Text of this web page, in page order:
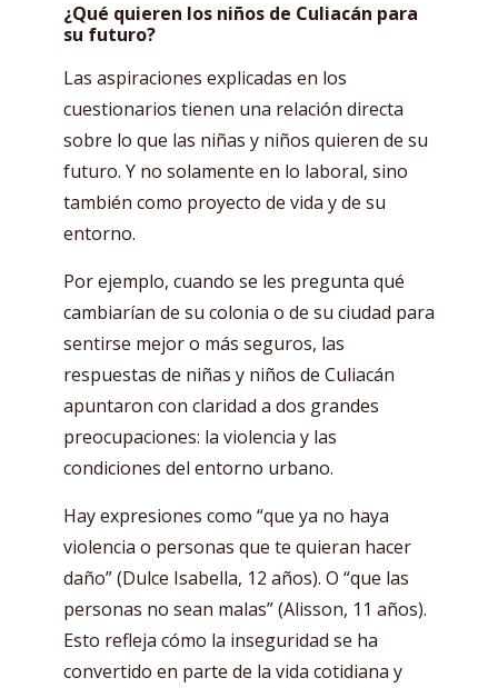
¿Qué quieren los niños de Culiacán para
su futuro?
Las aspiraciones explicadas en los
cuestionarios tienen una relación directa
sobre lo que las niñas y niños quieren de su
futuro. Y no solamente en lo laboral, sino
también como proyecto de vida y de su
entorno.
Por ejemplo, cuando se les pregunta qué
cambiarían de su colonia o de su ciudad para
sentirse mejor o más seguros, las
respuestas de niñas y niños de Culiacán
apuntaron con claridad a dos grandes
preocupaciones: la violencia y las
condiciones del entorno urbano.
Hay expresiones como “que ya no haya
violencia o personas que te quieran hacer
daño” (Dulce Isabella, 12 años). O “que las
personas no sean malas” (Alisson, 11 años).
Esto refleja cómo la inseguridad se ha
convertido en parte de la vida cotidiana y